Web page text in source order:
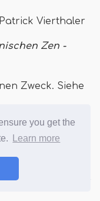
you get the
Learn more
Vierthaler
Zen -
Zweck. Siehe
-Garten??
der wichtigsten
trockene oder